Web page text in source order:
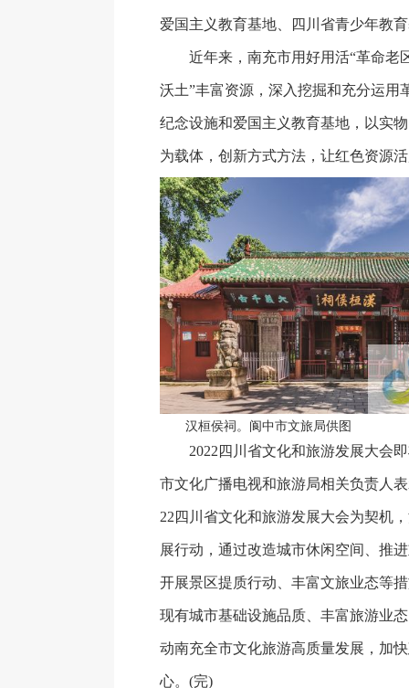
爱国主义教育基地、四川省青少年教
近年来，南充市用好用活“革命老
沃土”丰富资源，深入挖掘和充分运用
纪念设施和爱国主义教育基地，以实
为载体，创新方式方法，让红色资源
汉桓侯祠。阆中市文旅局供图
2022四川省文化和旅游发展大会即
市文化广播电视和旅游局相关负责人
22四川省文化和旅游发展大会为契机
展行动，通过改造城市休闲空间、推
开展景区提质行动、丰富文旅业态等
现有城市基础设施品质、丰富旅游业
动南充全市文化旅游高质量发展，加
心。(完)